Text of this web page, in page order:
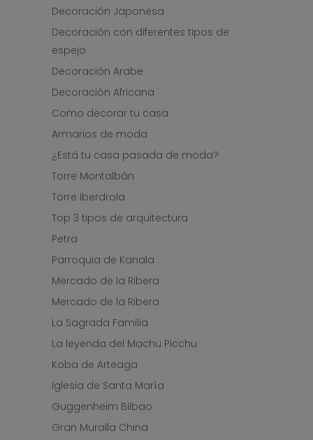
Decoración Japonesa
Decoración con diferentes tipos de
espejo
Decoración Arabe
Decoración Africana
Como decorar tu casa
Armarios de moda
¿Está tu casa pasada de moda?
Torre Montalbán
Torre Iberdrola
Top 3 tipos de arquitectura
Petra
Parroquia de Kanala
Mercado de la Ribera
Mercado de la Ribera
La Sagrada Familia
La leyenda del Machu Picchu
Koba de Arteaga
Iglesia de Santa María
Guggenheim Bilbao
Gran Muralla China